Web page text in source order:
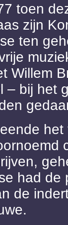
toen
zijn
ten
Willem
– bij het
had de
de